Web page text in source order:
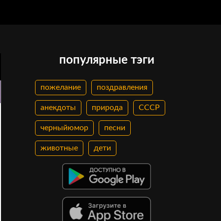
популярные тэги
пожелание поздравления
анекдоты природа СССР
черныйюмор песни
животные дети